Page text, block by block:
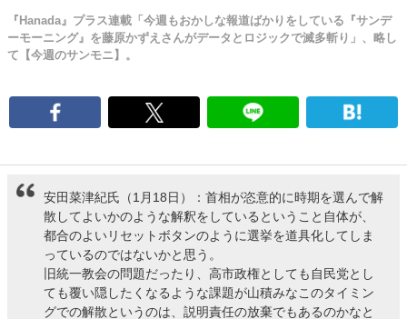
『Hanada』プラス連載「今週もおかしな報道ばかりをしている『サンデ
ーモーニング』を藤原かずえさんがデータとロジックで滅多斬り」、略し
て【今週のサンモニ】。
安田菜津紀氏（1月18日）：首相が恣意的に時期を選んで解
散してよいかのような解釈をしているということ自体が、
都合のよいリセットボタンのように選挙を道具化してしま
っているのではないかと思う。
旧統一教会の問題だったり、高市政権としても自民党とし
ても覆い隠したくなるような課題が山積みなこのタイミン
グでの解散というのは、説明責任の放棄でもあるのかなと